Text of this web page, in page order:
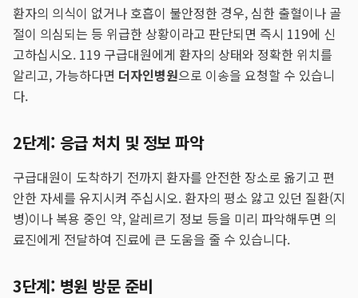
환자의 의식이 없거나 호흡이 불안정한 경우, 심한 출혈이나 골
절이 의심되는 등 위급한 상황이라고 판단되면 즉시 119에 신
고하십시오. 119 구급대원에게 환자의 상태와 정확한 위치를
알리고, 가능하다면 더자인병원으로 이송을 요청할 수 있습니
다.
2단계: 응급 처치 및 정보 파악
구급대원이 도착하기 전까지 환자를 안전한 장소로 옮기고 편
안한 자세를 유지시켜 주십시오. 환자의 평소 앓고 있던 질환(지
병)이나 복용 중인 약, 알레르기 정보 등을 미리 파악해두면 의
료진에게 전달하여 진료에 큰 도움을 줄 수 있습니다.
3단계: 병원 방문 준비